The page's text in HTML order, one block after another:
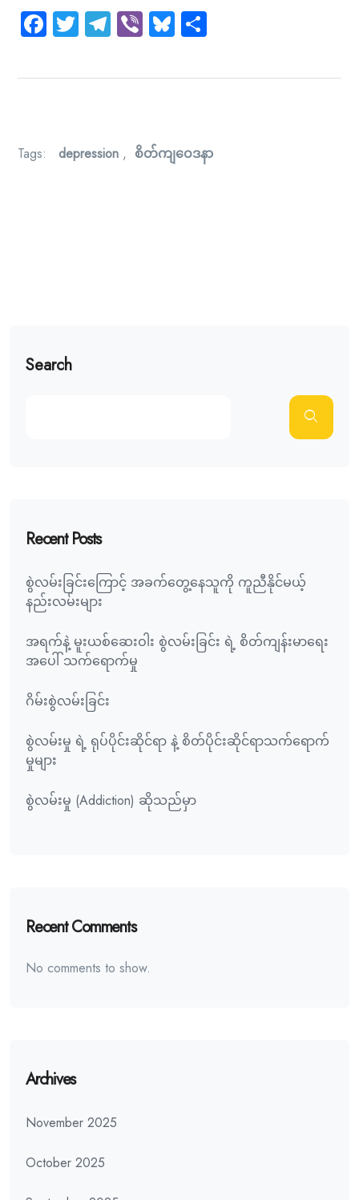
Facebook
TwitterTelegram
ViberBluesky
Tags: depression , စိတ်ကျဝေဒနာ
Search
Recent Posts
စွဲလမ်းခြင်းကြောင့် အခက်တွေ့နေသူကို ကူညီနိုင်မယ့်
နည်းလမ်းများ
အရက်နဲ့ မူးယစ်ဆေးဝါး စွဲလမ်းခြင်း ရဲ့ စိတ်ကျန်းမာရေး
အပေါ် သက်ရောက်မှု
ဂိမ်းစွဲလမ်းခြင်း
စွဲလမ်းမှု ရဲ့ ရုပ်ပိုင်းဆိုင်ရာ နဲ့ စိတ်ပိုင်းဆိုင်ရာသက်ရောက်
မှုများ
စွဲလမ်းမှု (Addiction) ဆိုသည်မှာ
Recent Comments
No comments to show.
Archives
November 2025
October 2025